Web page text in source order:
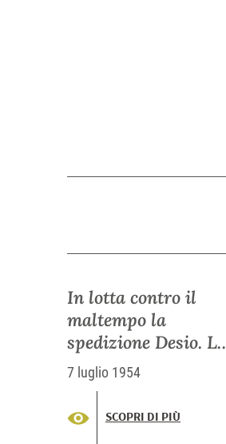
In lotta contro il
maltempo la
spedizione Desio. La
guida Mario Puchoz
morta di polmonite
sul K2. Aveva scalato
20 volte il Monte
7 luglio 1954
SCOPRI DI PIÙ